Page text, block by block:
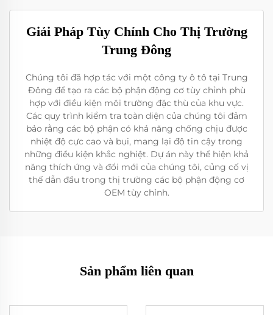
Giải Pháp Tùy Chỉnh Cho Thị Trường
Trung Đông
Chúng tôi đã hợp tác với một công ty ô tô tại Trung
Đông để tạo ra các bộ phận động cơ tùy chỉnh phù
hợp với điều kiện môi trường đặc thù của khu vực.
Các quy trình kiểm tra toàn diện của chúng tôi đảm
bảo rằng các bộ phận có khả năng chống chịu được
nhiệt độ cực cao và bụi, mang lại độ tin cậy trong
những điều kiện khắc nghiệt. Dự án này thể hiện khả
năng thích ứng và đổi mới của chúng tôi, củng cố vị
thế dẫn đầu trong thị trường các bộ phận động cơ
OEM tùy chỉnh.
Sản phẩm liên quan